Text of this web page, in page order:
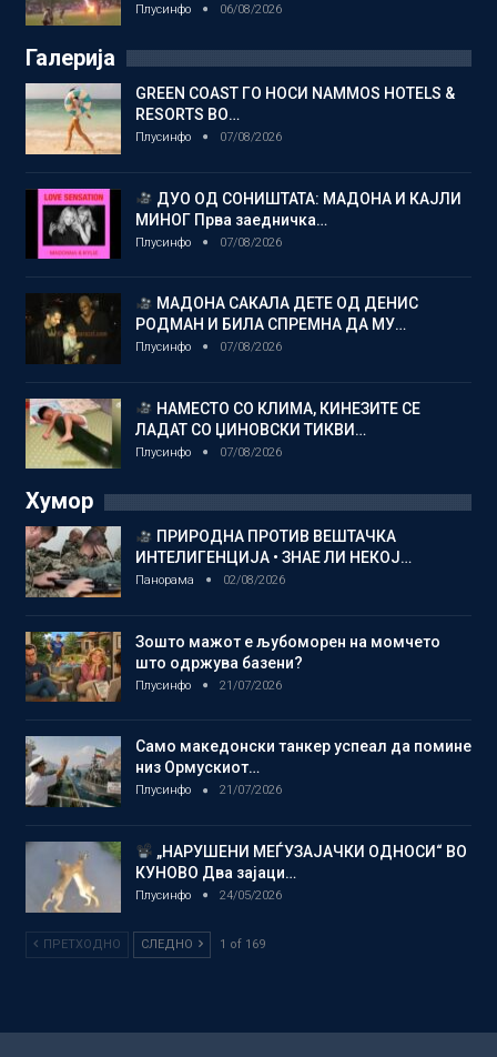
Плусинфо 06/08/2026
Галерија
GREEN COAST ГО НОСИ NAMMOS HOTELS &
RESORTS ВО…
Плусинфо 07/08/2026
ДУО ОД СОНИШТАТА: МАДОНА И КАЈЛИ
МИНОГ Прва заедничка…
Плусинфо 07/08/2026
МАДОНА САКАЛА ДЕТЕ ОД ДЕНИС
РОДМАН И БИЛА СПРЕМНА ДА МУ…
Плусинфо 07/08/2026
НАМЕСТО СО КЛИМА, КИНЕЗИТЕ СЕ
ЛАДАТ СО ЏИНОВСКИ ТИКВИ…
Плусинфо 07/08/2026
Хумор
ПРИРОДНА ПРОТИВ ВЕШТАЧКА
ИНТЕЛИГЕНЦИЈА • ЗНАЕ ЛИ НЕКОЈ…
Панорама 02/08/2026
Зошто мажот е љубоморен на момчето
што одржува базени?
Плусинфо 21/07/2026
Само македонски танкер успеал да помине
низ Ормускиот…
Плусинфо 21/07/2026
„НАРУШЕНИ МЕЃУЗАЈАЧКИ ОДНОСИ“ ВО
КУНОВО Два зајаци…
Плусинфо 24/05/2026
ПРЕТХОДНО СЛЕДНО 1 of 169